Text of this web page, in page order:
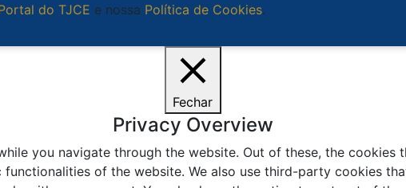
do TJCE e nossa Política de Cookies.
Fechar
Privacy Overview
you navigate through the website. Out of these, the
of the website. We also use third-party cookies